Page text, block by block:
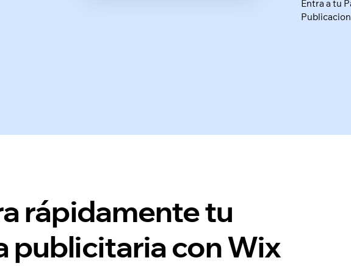
Entra a tu
rápidamente tu
publicitaria con Wix